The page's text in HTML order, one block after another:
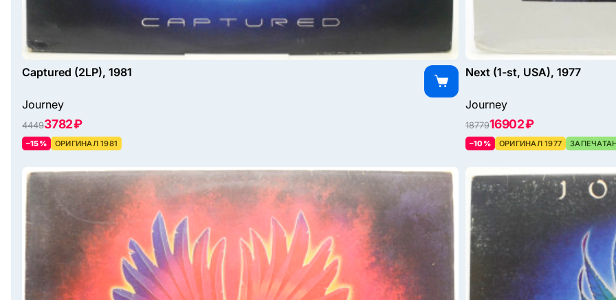
Captured (2LP), 1981
Journey
44493782 ₽
–15% ОРИГИНАЛ 1981
Next (1-st, USA), 1977
Journey
1877916902 ₽
–10% ОРИГИНАЛ 1977